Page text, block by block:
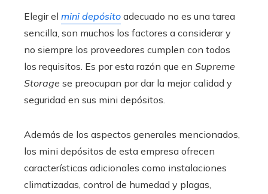
Elegir el mini depósito adecuado no es una tarea
sencilla, son muchos los factores a considerar y
no siempre los proveedores cumplen con todos
los requisitos. Es por esta razón que en Supreme
Storage se preocupan por dar la mejor calidad y
seguridad en sus mini depósitos.
Además de los aspectos generales mencionados,
los mini depósitos de esta empresa ofrecen
características adicionales como instalaciones
climatizadas, control de humedad y plagas,